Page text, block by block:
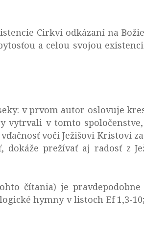
Cirkvi odkázaní na
a celou svojou
v prvom autor oslovuje
vytrvali v tomto
voči Ježišovi Kristovi
prežívať aj radosť z
čítania) je
hymny v listoch Ef 1,3-